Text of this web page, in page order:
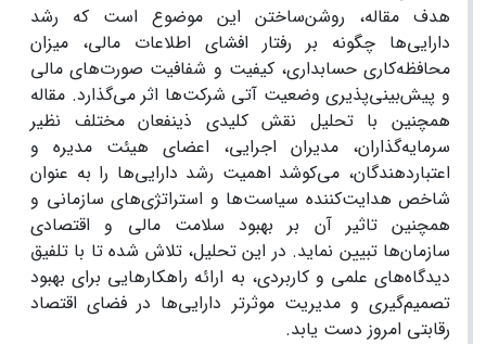
هدف مقاله، روشن‌ساختن این موضوع است که رشد
دارایی‌ها چگونه بر رفتار افشای اطلاعات مالی، میزان
محافظه‌کاری حسابداری، کیفیت و شفافیت صورت‌های مالی
و پیش‌بینی‌پذیری وضعیت آتی شرکت‌ها اثر می‌گذارد. مقاله
همچنین با تحلیل نقش کلیدی ذینفعان مختلف نظیر
سرمایه‌گذاران، مدیران اجرایی، اعضای هیئت مدیره و
اعتباردهندگان، می‌کوشد اهمیت رشد دارایی‌ها را به عنوان
شاخص هدایت‌کننده سیاست‌ها و استراتژی‌های سازمانی و
همچنین تاثیر آن بر بهبود سلامت مالی و اقتصادی
سازمان‌ها تبیین نماید. در این تحلیل، تلاش شده تا با تلفیق
دیدگاه‌های علمی و کاربردی، به ارائه راهکارهایی برای بهبود
تصمیم‌گیری و مدیریت موثرتر دارایی‌ها در فضای اقتصاد
رقابتی امروز دست یابد.